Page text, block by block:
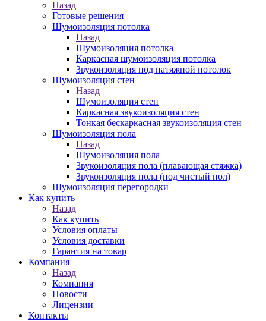
Назад
Готовые решения
Шумоизоляция потолка
Назад
Шумоизоляция потолка
Каркасная шумоизоляция потолка
Звукоизоляция под натяжной потолок
Шумоизоляция стен
Назад
Шумоизоляция стен
Каркасная звукоизоляция стен
Тонкая бескаркасная звукоизоляция стен
Шумоизоляция пола
Назад
Шумоизоляция пола
Звукоизоляция пола (плавающая стяжка)
Звукоизоляция пола (под чистый пол)
Шумоизоляция перегородки
Как купить
Назад
Как купить
Условия оплаты
Условия доставки
Гарантия на товар
Компания
Назад
Компания
Новости
Лицензии
Контакты